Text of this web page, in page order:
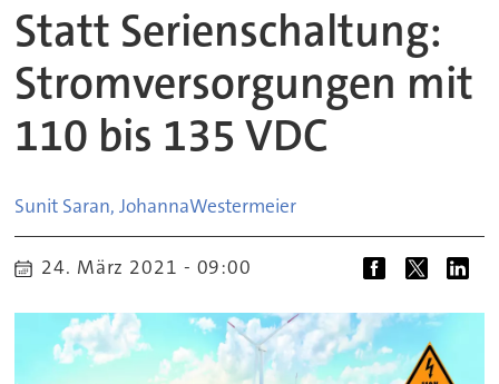
Statt Serienschaltung:
Stromversorgungen mit
110 bis 135 VDC
Sunit Saran, JohannaWestermeier
24. März 2021 - 09:00